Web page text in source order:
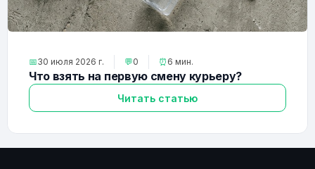
📅30 июля 2026 г. 💬0 ⏰ 6 мин.
Что взять на первую смену курьеру?
Читать статью